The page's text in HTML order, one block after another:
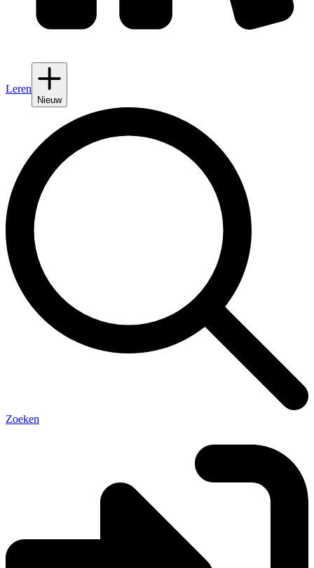
Leren
Nieuw
Zoeken